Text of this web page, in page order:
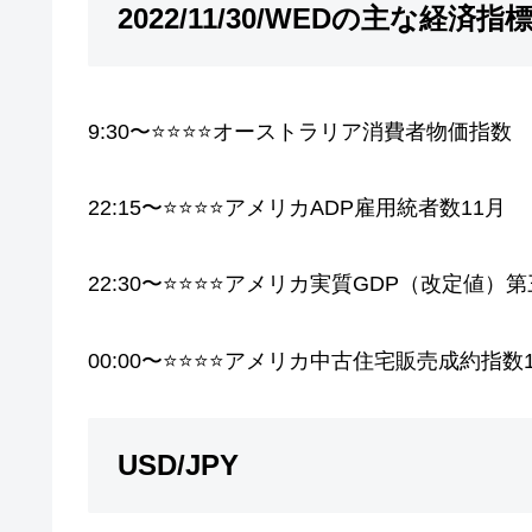
2022/11/30/WEDの主な経済指標
9:30〜⭐️⭐️⭐️⭐️オーストラリア消費者物価指数
22:15〜⭐️⭐️⭐️⭐️アメリカADP雇用統者数11月
22:30〜⭐️⭐️⭐️⭐️アメリカ実質GDP（改定値）
00:00〜⭐️⭐️⭐️⭐️アメリカ中古住宅販売成約指数
USD/JPY